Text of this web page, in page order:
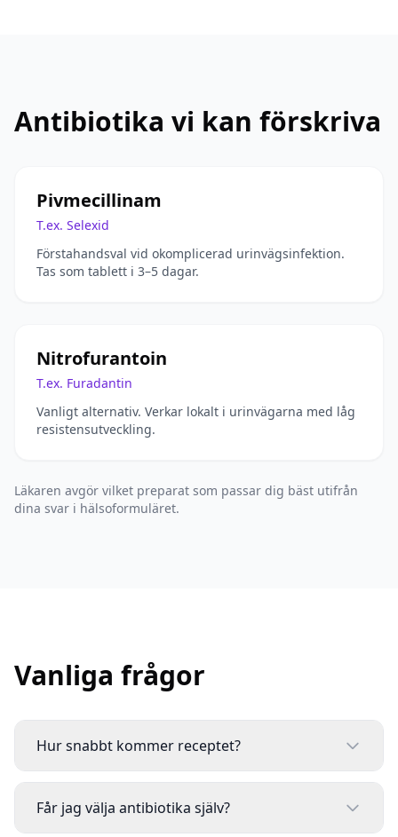
Antibiotika vi kan förskriva
Pivmecillinam
T.ex. Selexid
Förstahandsval vid okomplicerad urinvägsinfektion.
Tas som tablett i 3–5 dagar.
Nitrofurantoin
T.ex. Furadantin
Vanligt alternativ. Verkar lokalt i urinvägarna med låg
resistensutveckling.
Läkaren avgör vilket preparat som passar dig bäst utifrån
dina svar i hälsoformuläret.
Vanliga frågor
Hur snabbt kommer receptet?
Får jag välja antibiotika själv?